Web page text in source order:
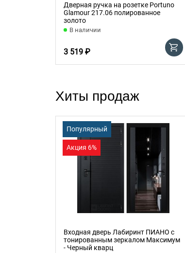
Дверная ручка на розетке Portuno
Glamour 217.06 полированное
золото
В наличии
3 519 ₽
Хиты продаж
Популярный
Акция 6%
Входная дверь Лабиринт ПИАНО с
тонированным зеркалом Максимум
- Черный кварц